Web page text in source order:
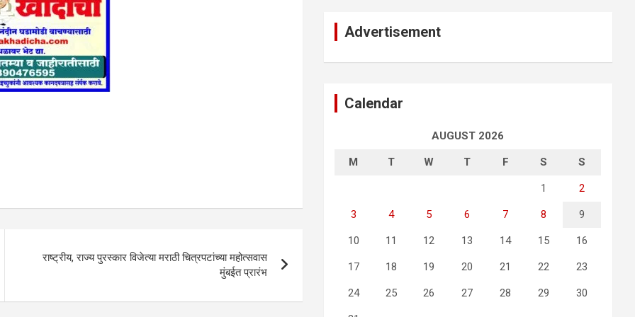
राष्ट्रीय, राज्य पुरस्कार विजेत्या मराठी चित्रपटांच्या महोत्सवास
मुंबईत प्रारंभ
Advertisement
Calendar
AUGUST 2026
M T W T F S S
1 2
3 4 5 6 7 8 9
10 11 12 13 14 15 16
17 18 19 20 21 22 23
24 25 26 27 28 29 30